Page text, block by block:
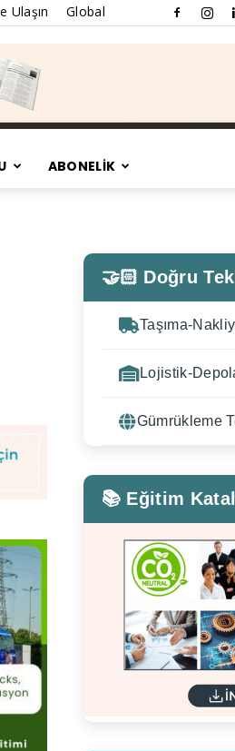
Ulaşın Global
ABONELİK
🤝🏻 Doğru
Taşıma-
Lojistik-
Gümrükleme
📚 Eğitim